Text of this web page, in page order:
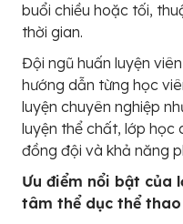
buổi chiều hoặc tối,
thời gian.
Đội ngũ huấn luyện
hướng dẫn từng học
luyện chuyên nghiệp
luyện thể chất, lớp học
đồng đội và khả năng
Ưu điểm nổi bật của
tâm thể dục thể